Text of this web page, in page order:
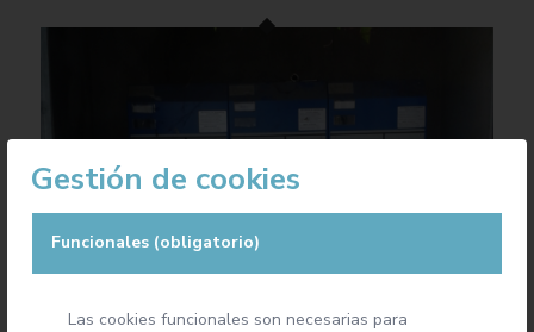
Gestión de cookies
Funcionales (obligatorio)
Las cookies funcionales son necesarias para